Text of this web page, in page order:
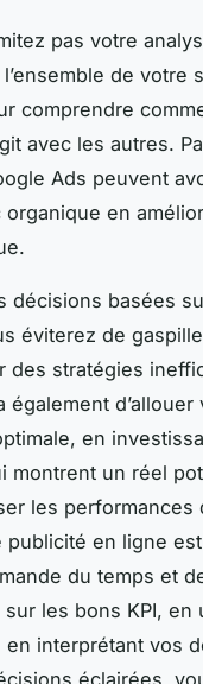
pas votre
de votre
comprendre
avec les autres.
Ads peuvent
en
décisions basées
éviterez de
des stratégies
également
en
montrent un réel
les performances
publicité en ligne
du temps et
les bons KPI, en
en interprétant vos
éclairées,